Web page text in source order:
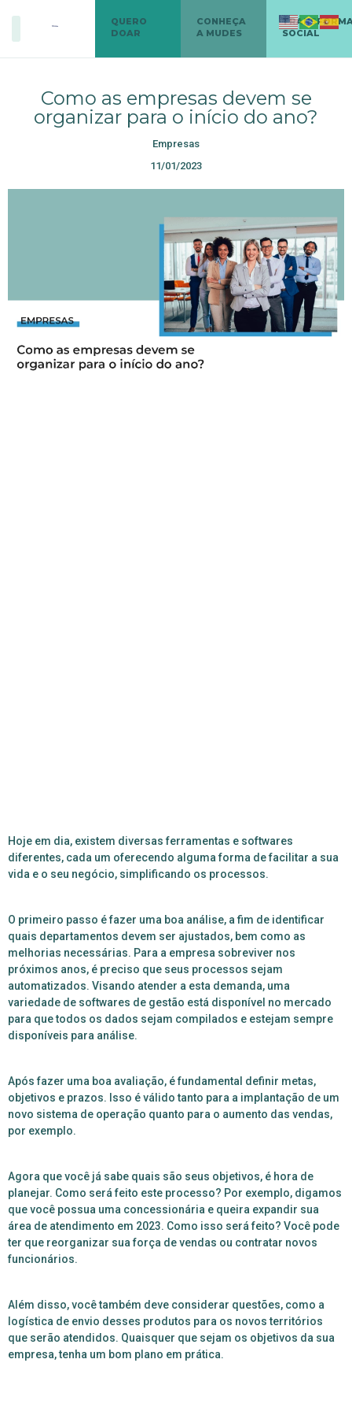
QUERO
DOAR
CONHEÇA
A MUDES
SOCIAL
Como as empresas devem se
organizar para o início do ano?
Empresas
11/01/2023
Hoje em dia, existem diversas ferramentas e softwares
diferentes, cada um oferecendo alguma forma de facilitar a sua
vida e o seu negócio, simplificando os processos.
O primeiro passo é fazer uma boa análise, a fim de identificar
quais departamentos devem ser ajustados, bem como as
melhorias necessárias. Para a empresa sobreviver nos
próximos anos, é preciso que seus processos sejam
automatizados. Visando atender a esta demanda, uma
variedade de softwares de gestão está disponível no mercado
para que todos os dados sejam compilados e estejam sempre
disponíveis para análise.
Após fazer uma boa avaliação, é fundamental definir metas,
objetivos e prazos. Isso é válido tanto para a implantação de um
novo sistema de operação quanto para o aumento das vendas,
por exemplo.
Agora que você já sabe quais são seus objetivos, é hora de
planejar. Como será feito este processo? Por exemplo, digamos
que você possua uma concessionária e queira expandir sua
área de atendimento em 2023. Como isso será feito? Você pode
ter que reorganizar sua força de vendas ou contratar novos
funcionários.
Além disso, você também deve considerar questões, como a
logística de envio desses produtos para os novos territórios
que serão atendidos. Quaisquer que sejam os objetivos da sua
empresa, tenha um bom plano em prática.